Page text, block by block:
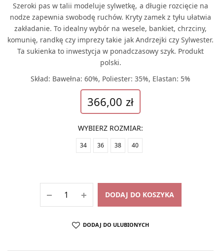
Szeroki pas w talii modeluje sylwetkę, a długie rozcięcie na
nodze zapewnia swobodę ruchów. Kryty zamek z tyłu ułatwia
zakładanie. To idealny wybór na wesele, bankiet, chrzciny,
komunię, randkę czy imprezy takie jak Andrzejki czy Sylwester.
Ta sukienka to inwestycja w ponadczasowy szyk. Produkt
polski.
Skład: Bawełna: 60%, Poliester: 35%, Elastan: 5%
366,00 zł
WYBIERZ ROZMIAR:
34 36 38 40
DODAJ DO KOSZYKA
DODAJ DO ULUBIONYCH